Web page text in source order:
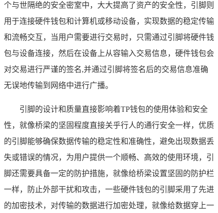
个与世隔绝的安全密室中，大大提高了资产的安全性，引脚则
用于连接硬件钱包和计算机或移动设备，实现数据的稳定传输
和流畅交互，当用户需要进行交易时，只需通过引脚将硬件钱
包与设备连接，然后在设备上从容输入交易信息，硬件钱包会
对交易进行严谨的签名,并通过引脚将签名后的交易信息准确
无误地传输到网络中进行广播。
引脚的设计和质量直接影响着TP钱包的使用体验和安全
性，就像桥梁的坚固程度直接关乎行人的通行安全一样，优质
的引脚能够确保数据传输的稳定性和准确性，避免出现数据丢
失或错误的情况，为用户提供一个顺畅、高效的使用环境，引
脚还需要具备一定的防护措施，就像给桥梁设置坚固的防护栏
一样，防止外部干扰和攻击，一些硬件钱包的引脚采用了先进
的加密技术，对传输的数据进行加密处理，就像给数据穿上一